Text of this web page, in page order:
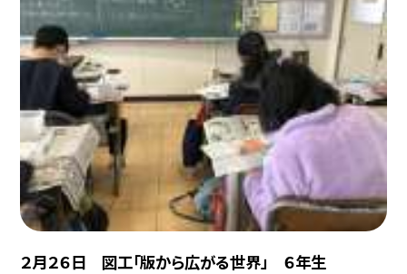
２月２６日 図工「版から広がる世界」 ６年生